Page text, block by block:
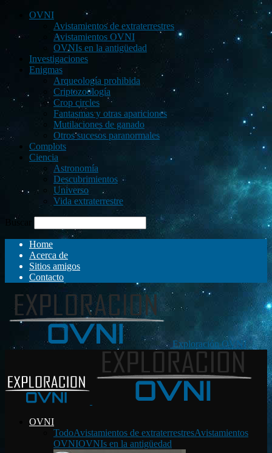
OVNI
Avistamientos de extraterrestres
Avistamientos OVNI
OVNIs en la antigüedad
Investigaciones
Enigmas
Arqueología prohibida
Criptozoología
Crop circles
Fantasmas y otras apariciones
Mutilaciones de ganado
Otros sucesos paranormales
Complots
Ciencia
Astronomía
Descubrimientos
Universo
Vida extraterrestre
Buscar
Home
Acerca de
Sitios amigos
Contacto
Exploración OVNI
OVNI
TodoAvistamientos de extraterrestresAvistamientos
OVNIOVNIs en la antigüedad